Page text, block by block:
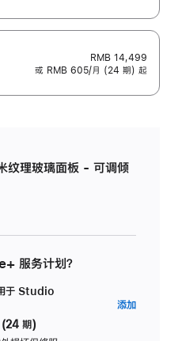
RMB 14,499
或 RMB 605/月 (24 期) 起
理玻璃面板 - 可调倾
服务计划？
于 Studio
(24 期)
添加